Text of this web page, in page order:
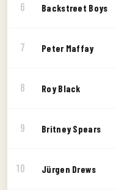
6 Backstreet Boys
7 Peter Maffay
8 Roy Black
9 Britney Spears
10 Jürgen Drews